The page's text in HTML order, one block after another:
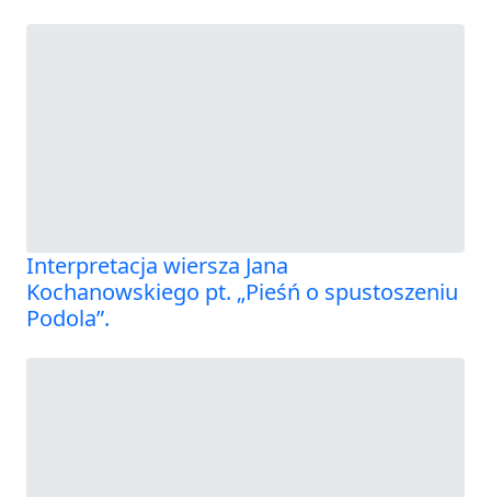
Interpretacja wiersza Jana
Kochanowskiego pt. „Pieśń o spustoszeniu
Podola”.